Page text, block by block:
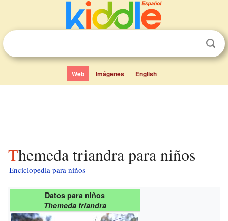
Web Imágenes English
Themeda triandra para niños
Enciclopedia para niños
Datos para niños
Themeda triandra